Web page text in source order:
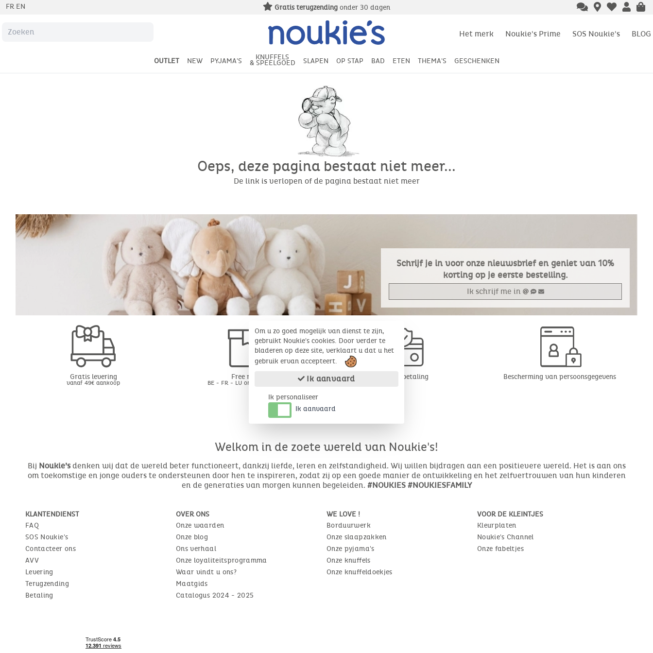
FR EN Gratis terugzending onder 30 dagen
Het merk Noukie's Prime SOS Noukie's BLOG
OUTLET NEW PYJAMA'S KNUFFELS
& SPEELGOED SLAPEN OP STAP BAD ETEN THEMA'S GESCHENKEN
Oeps, deze pagina bestaat niet meer...
De link is verlopen of de pagina bestaat niet meer
Schrijf je in voor onze nieuwsbrief en geniet van 10%
korting op je eerste bestelling.
Ik schrijf me in
Gratis levering
vanaf 49€ aankoop
Free return
BE - FR - LU onder 30 dagen*
Veilige betaling Bescherming van persoonsgegevens
Welkom in de zoete wereld van Noukie's!
Bij Noukie’sdenken wij dat de wereld beter functioneert, dankzij liefde, leren en zelfstandigheid. Wij willen bijdragen aan een positievere wereld. Het is aan ons
om toekomstige en jonge ouders te ondersteunen door hen te inspireren, zodat zij op een goede manier de ontwikkeling en het zelfvertrouwen van hun kinderen
en de generaties van morgen kunnen begeleiden. #NOUKIES #NOUKIESFAMILY
KLANTENDIENST
FAQ
SOS Noukie's
Contacteer ons
AVV
Levering
Terugzending
Betaling
OVER ONS
Onze waarden
Onze blog
Ons verhaal
Onze loyaliteitsprogramma
Waar vindt u ons?
Maatgids
Catalogus 2024 - 2025
WE LOVE !
Borduurwerk
Onze slaapzakken
Onze pyjama's
Onze knuffels
Onze knuffeldoekjes
VOOR DE KLEINTJES
Kleurplaten
Noukie's Channel
Onze fabeltjes
Om u zo goed mogelijk van dienst te zijn,
gebruikt Noukie's cookies. Door verder te
bladeren op deze site, verklaart u dat u het
gebruik ervan accepteert.
Ik aanvaard
Ik personaliseer
Ik aanvaard